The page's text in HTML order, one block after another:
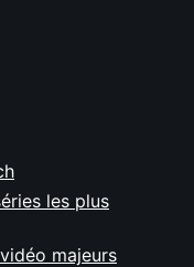
les plus
majeurs